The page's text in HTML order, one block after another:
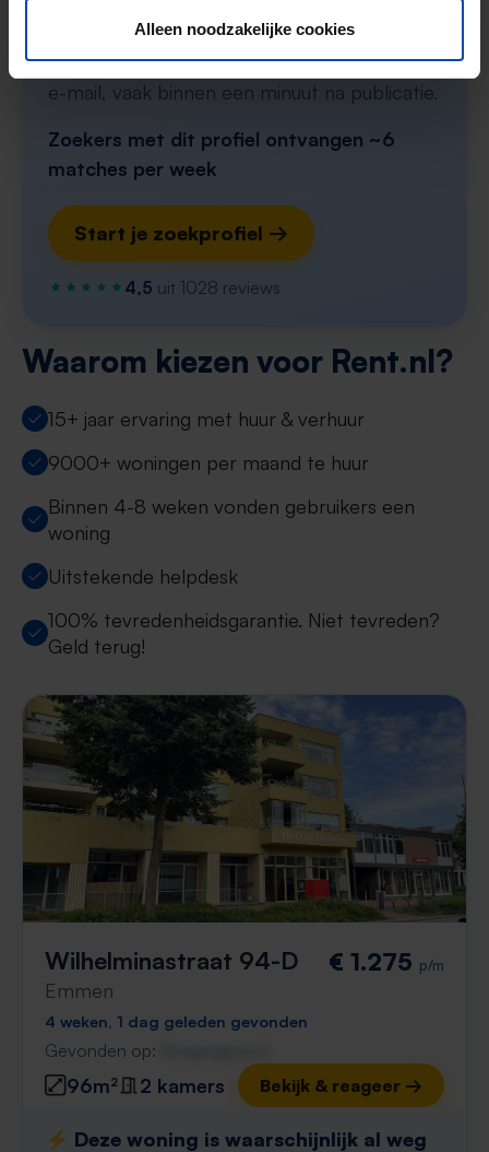
Alleen noodzakelijke cookies
Stel in één minuut je zoekprofiel in en krijg
elke nieuwe match direct via WhatsApp en
e-mail, vaak binnen een minuut na publicatie.
Zoekers met dit profiel ontvangen ~6
matches per week
Start je zoekprofiel →
4,5 uit 1028 reviews
Waarom kiezen voor Rent.nl?
15+ jaar ervaring met huur & verhuur
9000+ woningen per maand te huur
Binnen 4-8 weken vonden gebruikers een
woning
Uitstekende helpdesk
100% tevredenheidsgarantie. Niet tevreden?
Geld terug!
Wilhelminastraat 94-D
Emmen
€ 1.275 p/m
4 weken, 1 dag geleden gevonden
Gevonden op:
96m² 2 kamers Bekijk & reageer →
⚡️ Deze woning is waarschijnlijk al weg